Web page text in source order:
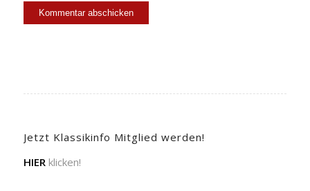
Jetzt Klassikinfo Mitglied werden!
HIERklicken!